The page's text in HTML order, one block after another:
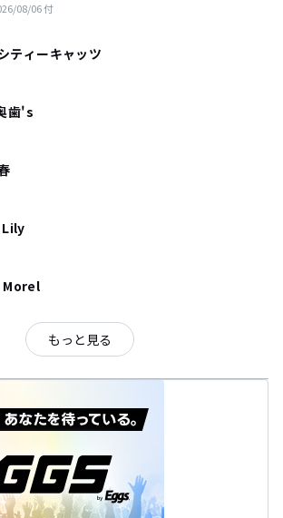
08/06付
ティーキャッツ
歯's
もっと見る